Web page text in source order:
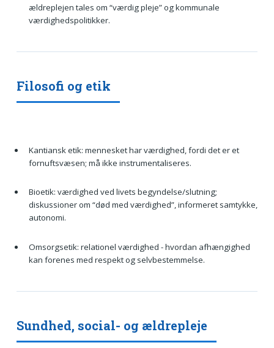
ældreplejen tales om “værdig pleje” og kommunale
værdighedspolitikker.
Filosofi og etik
Kantiansk etik: mennesket har værdighed, fordi det er et
fornuftsvæsen; må ikke instrumentaliseres.
Bioetik: værdighed ved livets begyndelse/slutning;
diskussioner om “død med værdighed”, informeret samtykke,
autonomi.
Omsorgsetik: relationel værdighed - hvordan afhængighed
kan forenes med respekt og selvbestemmelse.
Sundhed, social- og ældrepleje